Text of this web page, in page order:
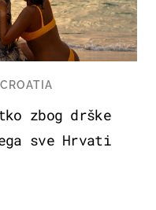
zbog drške
sve Hrvati